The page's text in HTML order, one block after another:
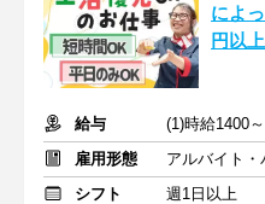
によ
円以
給与
雇用形態
アルバイト・
シフト
週1日以上